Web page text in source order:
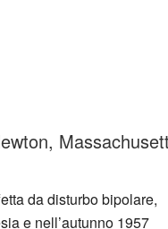
da disturbo bipolare,
e nell’autunno 1957